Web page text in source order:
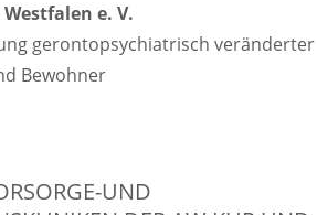
e. V.
gerontopsychiatrisch veränderter
Bewohner
UND